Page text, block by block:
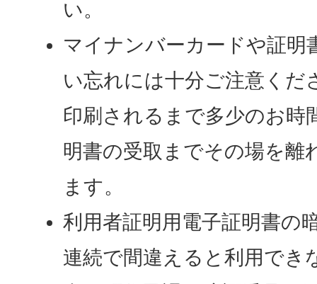
い。
マイナンバーカードや証明
い忘れには十分ご注意くだ
印刷されるまで多少のお時
明書の受取までその場を離
ます。
利用者証明用電子証明書の
連続で間違えると利用でき